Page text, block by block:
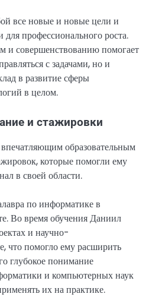
все новые и новые цели и
профессионального роста.
и совершенствованию помогает
с задачами, но и
в развитие сферы
в целом.
и стажировки
образовательным
которые помогли ему
в своей области.
по информатике в
Во время обучения Даниил
и научно-
что помогло ему расширить
глубокое понимание
и компьютерных наук
их на практике.